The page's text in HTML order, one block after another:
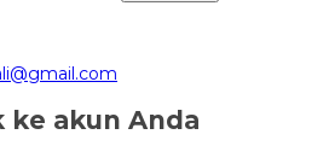
ke akun Anda